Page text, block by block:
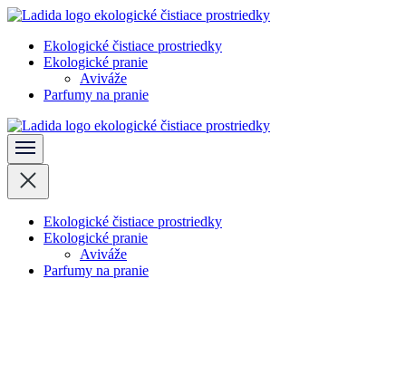
Skočiť
obsah
(stlačte
Ladida
Ekologické čistiace prostriedky
Ekologické pranie
Aviváže
Parfumy na pranie
Ladida
Ekologické čistiace prostriedky
Ekologické pranie
Aviváže
Parfumy na pranie